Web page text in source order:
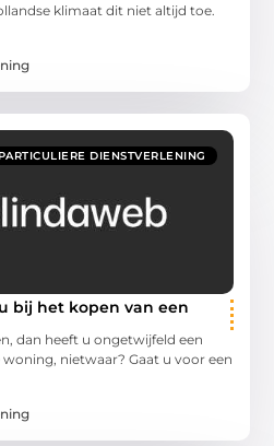
klimaat dit niet altijd toe.
PARTICULIERE DIENSTVERLENING
bij het kopen van een
dan heeft u ongetwijfeld een
nietwaar? Gaat u voor een